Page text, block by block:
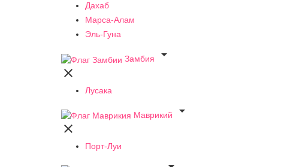
Дахаб
Марса-Алам
Эль-Гуна
Замбия


Лусака
Маврикий


Порт-Луи